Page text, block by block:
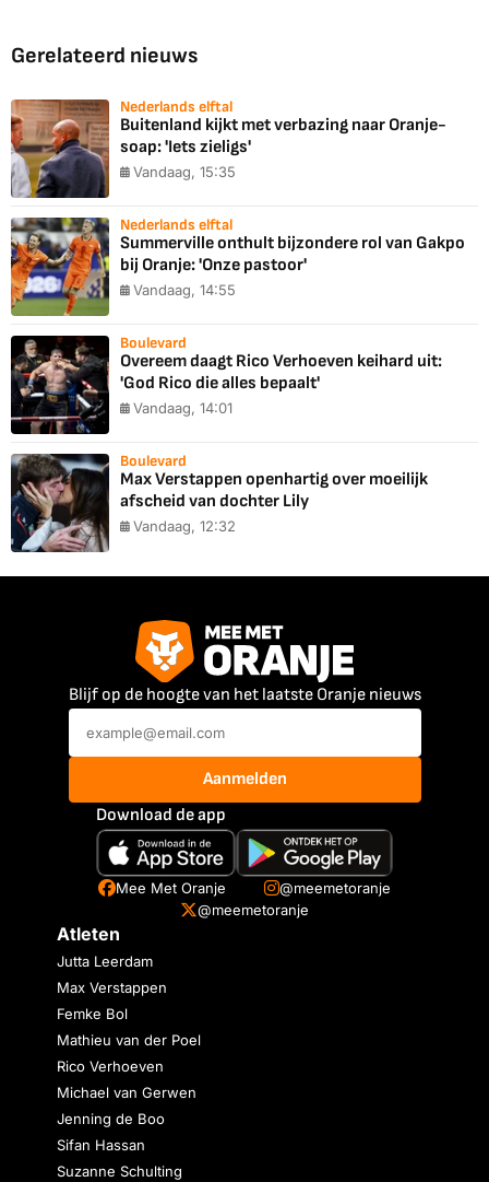
Gerelateerd nieuws
Nederlands elftal
Buitenland kijkt met verbazing naar Oranje-
soap: 'Iets zieligs'
Vandaag, 15:35
Nederlands elftal
Summerville onthult bijzondere rol van Gakpo
bij Oranje: 'Onze pastoor'
Vandaag, 14:55
Boulevard
Overeem daagt Rico Verhoeven keihard uit:
'God Rico die alles bepaalt'
Vandaag, 14:01
Boulevard
Max Verstappen openhartig over moeilijk
afscheid van dochter Lily
Vandaag, 12:32
Blijf op de hoogte van het laatste Oranje nieuws
Aanmelden
Download de app
Mee Met Oranje
@meemetoranje
@meemetoranje
Atleten
Jutta Leerdam
Max Verstappen
Femke Bol
Mathieu van der Poel
Rico Verhoeven
Michael van Gerwen
Jenning de Boo
Sifan Hassan
Suzanne Schulting